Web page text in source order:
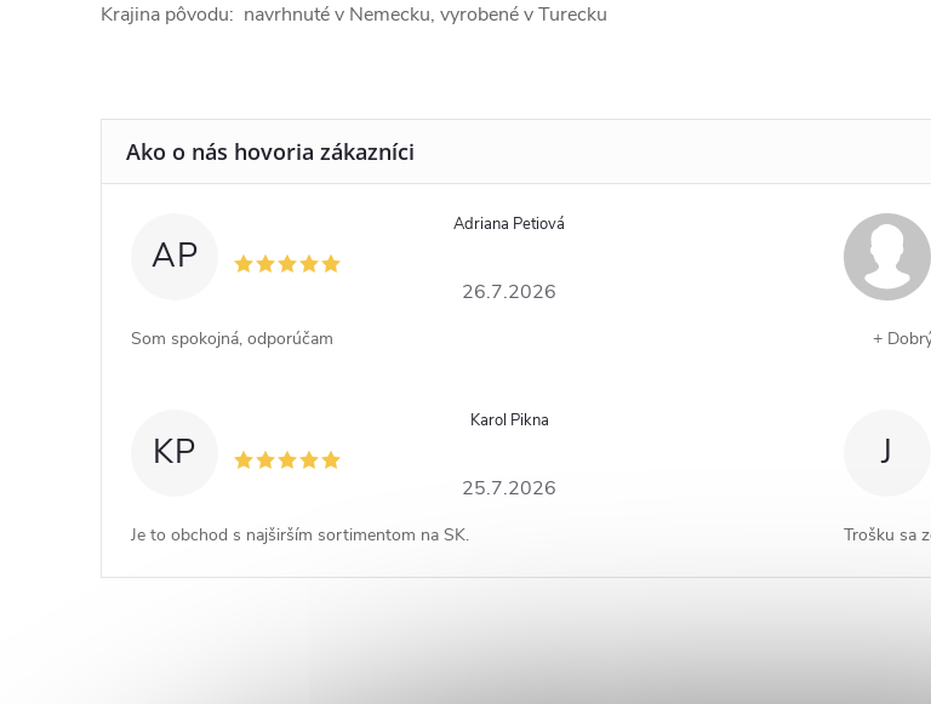
Krajina pôvodu: navrhnuté v Nemecku, vyrobené v Turecku
AP
Adriana Petiová
26.7.2026
Som spokojná, odporúčam +
KP
Karol Pikna
25.7.2026
Je to obchod s najširším sortimentom na SK.
J
Trošku sa